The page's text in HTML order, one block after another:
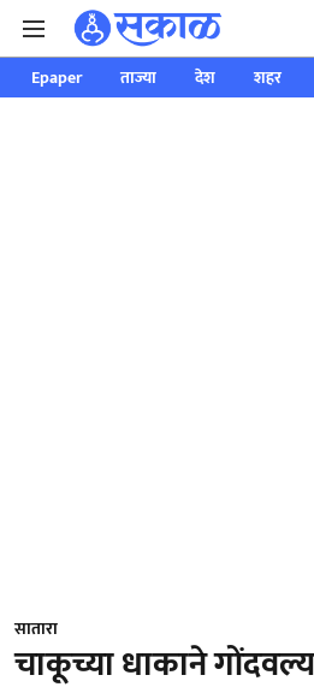
Epaper ताज्या देश शहर
सातारा
चाकूच्या धाकाने